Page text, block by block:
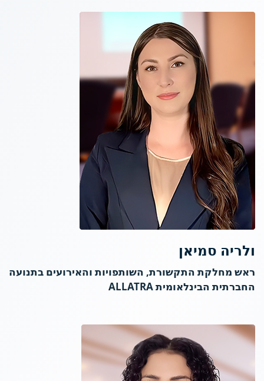
ולריה סמיאן
ראש מחלקת התקשורת, השותפויות והאירועים בתנועה
החברתית הבינלאומית ALLATRA